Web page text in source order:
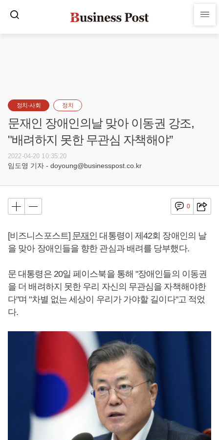
정치·사회 정치
문재인 장애인의날 맞아 이동권 강조,
"배려하지 못한 무관심 자책해야”
2022-04-20 10:35:20
임도영 기자 - doyoung@businesspost.co.kr
0
[비즈니스포스트] 문재인 대통령이 제42회 장애인의 날
을 맞아 장애인들을 향한 관심과 배려를 당부했다.
문 대통령은 20일 페이스북을 통해 "장애인들의 이동권
을 더 배려하지 못한 우리 자신의 무관심을 자책해야한
다"며 "차별 없는 세상이 우리가 가야할 길이다"고 적었
다.